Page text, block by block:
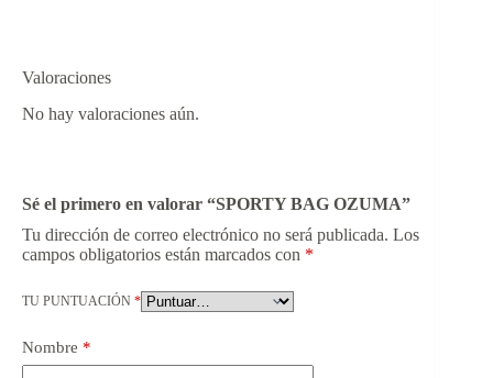
Valoraciones
No hay valoraciones aún.
Sé el primero en valorar “SPORTY BAG OZUMA”
Tu dirección de correo electrónico no será publicada. Los
campos obligatorios están marcados con *
TU PUNTUACIÓN *
Nombre *